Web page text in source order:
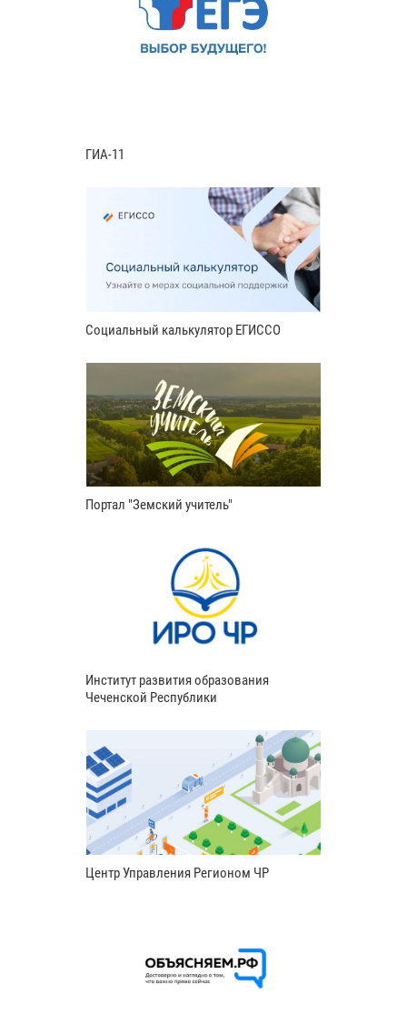
ГИА-11
Социальный калькулятор ЕГИССО
Портал "Земский учитель"
Институт развития образования
Чеченской Республики
Центр Управления Регионом ЧР